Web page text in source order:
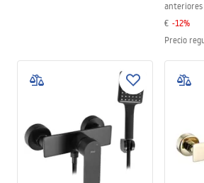
anteriores
€ -12%
Precio